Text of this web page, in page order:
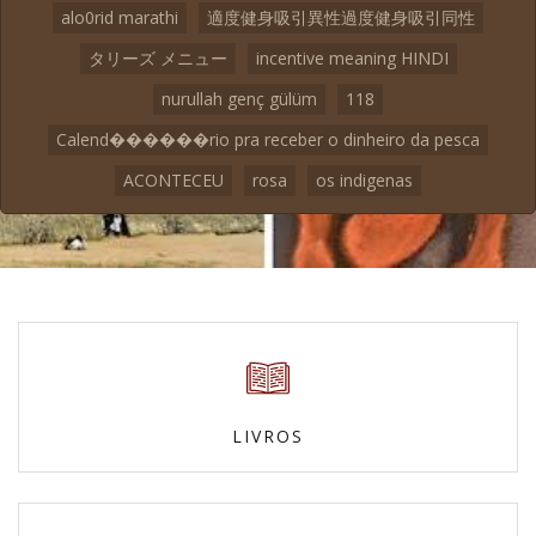
alo0rid marathi
適度健身吸引異性過度健身吸引同性
タリーズ メニュー
incentive meaning HINDI
nurullah genç gülüm
118
Calend������rio pra receber o dinheiro da pesca
ACONTECEU
rosa os indigenas
LIVROS